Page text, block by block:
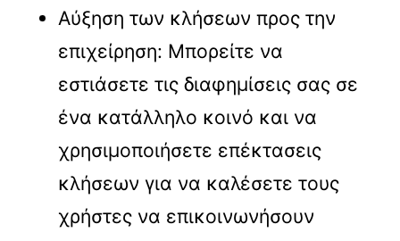
Αύξηση των κλήσεων προς την
επιχείρηση: Μπορείτε να
εστιάσετε τις διαφημίσεις σας σε
ένα κατάλληλο κοινό και να
χρησιμοποιήσετε επέκτασεις
κλήσεων για να καλέσετε τους
χρήστες να επικοινωνήσουν